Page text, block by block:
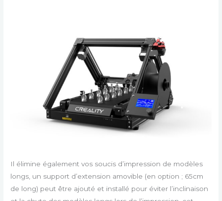
Il élimine également vos soucis d’impression de modèles
longs, un support d’extension amovible (en option ; 65cm
de long) peut être ajouté et installé pour éviter l’inclinaison